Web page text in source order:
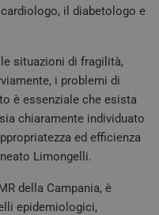
il diabetologo e
situazioni di fragilità,
i problemi di
è essenziale che esista
chiaramente individuato
ed efficienza
Limongelli.
della Campania, è
epidemiologici,